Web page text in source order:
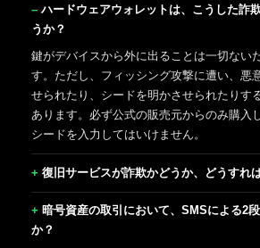
ハードウェアウォレットは、こうした詐
うか？
鍵がデバイスから外に出ることは一切ない
す。ただし、フィッシング攻撃に遭い、悪
せられたり、シードを明かさせられたりす
あります。必ず公式の販売元からのみ購入
シードを入力してはいけません。
復旧サービスが詐欺かどうか、どうすれ
暗号資産の取引において、SMSによる2
か？